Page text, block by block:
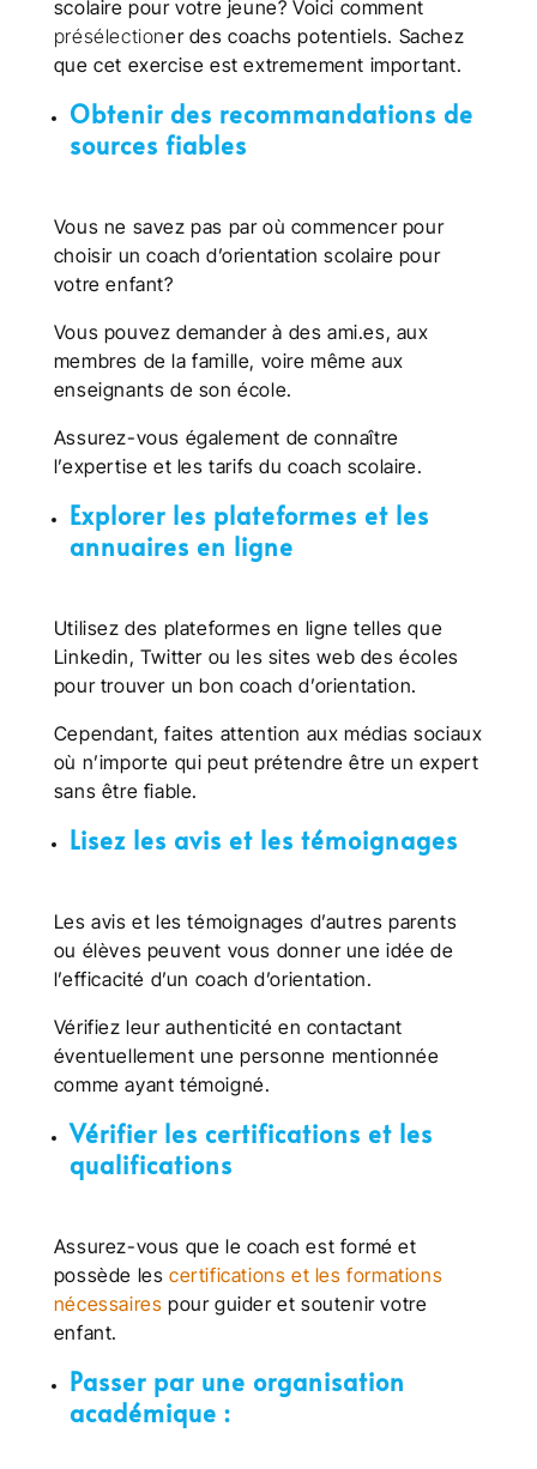
scolaire pour votre jeune? Voici comment
présélectioner des coachs potentiels. Sachez
que cet exercise est extremement important.
Obtenir des recommandations de
sources fiables
Vous ne savez pas par où commencer pour
choisir un coach d’orientation scolaire pour
votre enfant?
Vous pouvez demander à des ami.es, aux
membres de la famille, voire même aux
enseignants de son école.
Assurez-vous également de connaître
l’expertise et lestarifs du coach scolaire.
Explorer les plateformes et les
annuaires en ligne
Utilisez des plateformes en ligne telles que
Linkedin, Twitter ou les sites web des écoles
pour trouver un bon coach d’orientation.
Cependant, faites attention aux médias sociaux
où n’importe qui peut prétendre être un expert
sans être fiable.
Lisez les avis et les témoignages
Les avis et les témoignages d’autres parents
ou élèves peuvent vous donner une idée de
l’efficacité d’un coach d’orientation.
Vérifiez leur authenticité en contactant
éventuellement une personne mentionnée
comme ayant témoigné.
Vérifier les certifications et les
qualifications
Assurez-vous que le coach est formé et
possède les certifications et les formations
nécessaires pour guider et soutenir votre
enfant.
Passer par une organisation
académique :